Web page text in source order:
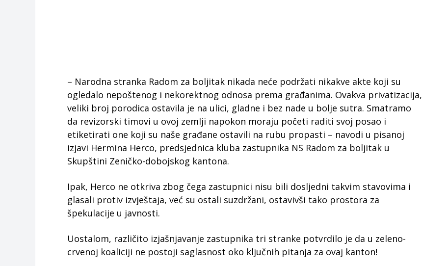
– Narodna stranka Radom za boljitak nikada neće podržati nikakve akte koji su
ogledalo nepoštenog i nekorektnog odnosa prema građanima. Ovakva privatizacija,
veliki broj porodica ostavila je na ulici, gladne i bez nade u bolje sutra. Smatramo
da revizorski timovi u ovoj zemlji napokon moraju početi raditi svoj posao i
etiketirati one koji su naše građane ostavili na rubu propasti – navodi u pisanoj
izjavi Hermina Herco, predsjednica kluba zastupnika NS Radom za boljitak u
Skupštini Zeničko-dobojskog kantona.
Ipak, Herco ne otkriva zbog čega zastupnici nisu bili dosljedni takvim stavovima i
glasali protiv izvještaja, već su ostali suzdržani, ostavivši tako prostora za
špekulacije u javnosti.
Uostalom, različito izjašnjavanje zastupnika tri stranke potvrdilo je da u zeleno-
crvenoj koaliciji ne postoji saglasnost oko ključnih pitanja za ovaj kanton!